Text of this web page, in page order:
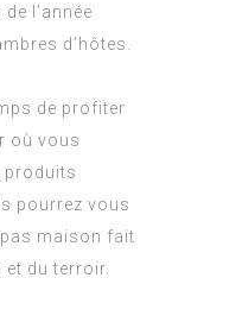
l’année
d’hôtes.
de profiter
où vous
produits
pourrez vous
maison fait
du terroir.